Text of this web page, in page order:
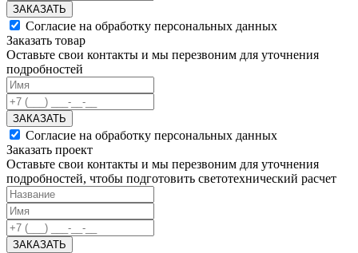
ЗАКАЗАТЬ
Согласие на обработку персональных данных
Заказать товар
Оставьте свои контакты и мы перезвоним для уточнения
подробностей
ЗАКАЗАТЬ
Согласие на обработку персональных данных
Заказать проект
Оставьте свои контакты и мы перезвоним для уточнения
подробностей, чтобы подготовить светотехнический расчет
ЗАКАЗАТЬ